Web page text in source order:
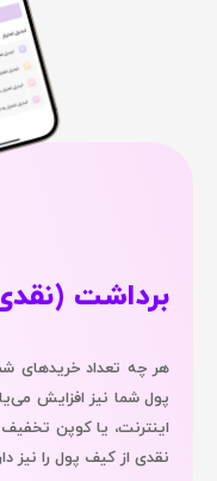
برداشت
هر چه تعداد خریدهای
پول شما نیز افزایش
اینترنت، یا کوپن
نقدی از کیف پول را نیز